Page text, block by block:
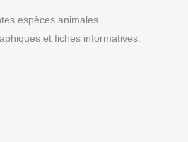
espèces animales.
et fiches informatives.